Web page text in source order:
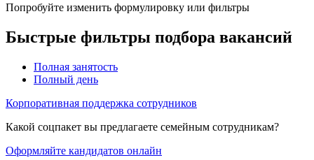
Попробуйте изменить формулировку или фильтры
Быстрые фильтры подбора вакансий
Полная занятость
Полный день
Корпоративная поддержка сотрудников
Какой соцпакет вы предлагаете семейным сотрудникам?
Оформляйте кандидатов онлайн